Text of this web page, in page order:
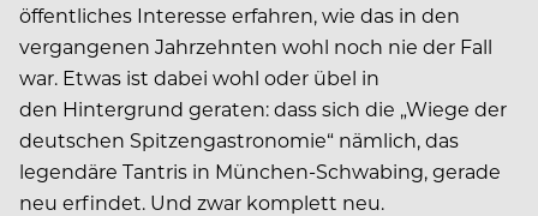
öffentliches Interesse erfahren, wie das in den
vergangenen Jahrzehnten wohl noch nie der Fall
war. Etwas ist dabei wohl oder übel in
den Hintergrund geraten: dass sich die „Wiege der
deutschen Spitzengastronomie“ nämlich, das
legendäre Tantris in München-Schwabing, gerade
neu erfindet. Und zwar komplett neu.